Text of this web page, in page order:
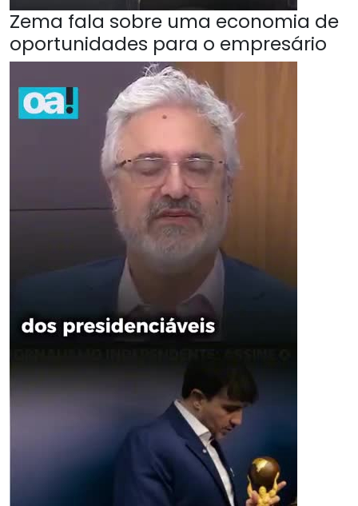
Zema fala sobre uma economia de
oportunidades para o empresário